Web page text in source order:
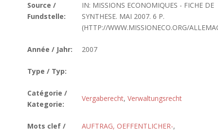
Source /
Fundstelle:
IN: MISSIONS ECONOMIQUES - FICHE DE
SYNTHESE. MAI 2007. 6 P.
(HTTP://WWW.MISSIONECO.ORG/
Année / Jahr: 2007
Type / Typ:
Catégorie /
Kategorie:
Vergaberecht, Verwaltungsrecht
Mots clef /
AUFTRAG, OEFFENTLICHER-,